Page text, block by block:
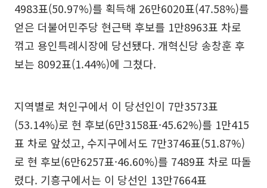
4983표(50.97%)를 획득해 26만6020표(47.58%)를
얻은 더불어민주당 현근택 후보를 1만8963표 차로
꺾고 용인특례시장에 당선됐다. 개혁신당 송창훈 후
보는 8092표(1.44%)에 그쳤다.
지역별로 처인구에서 이 당선인이 7만3573표
(53.14%)로 현 후보(6만3158표·45.62%)를 1만415
표 차로 앞섰고, 수지구에서도 7만3746표(51.87%)
로 현 후보(6만6257표·46.60%)를 7489표 차로 따돌
렸다. 기흥구에서는 이 당선인 13만7664표